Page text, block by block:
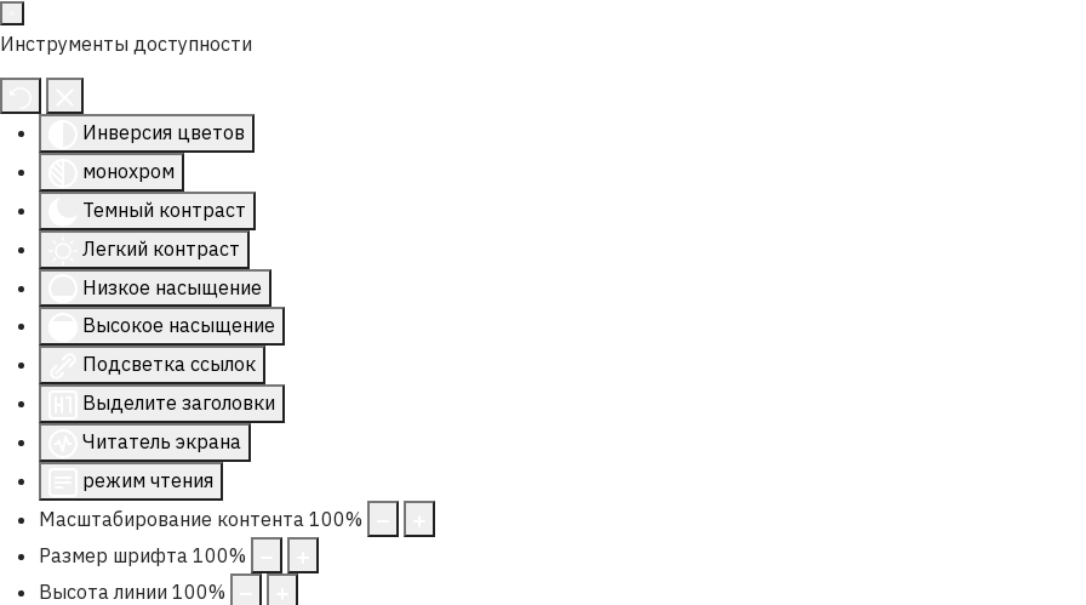
Инструменты доступности
Инверсия цветов
монохром
Темный контраст
Легкий контраст
Низкое насыщение
Высокое насыщение
Подсветка ссылок
Выделите заголовки
Читатель экрана
режим чтения
Масштабирование контента 100%
Размер шрифта 100%
Высота линии 100%